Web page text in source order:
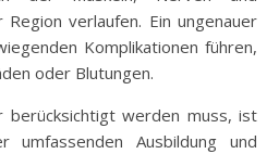
verlaufen. Ein ungenauer
Komplikationen führen,
oder Blutungen.
berücksichtigt werden muss, ist
umfassenden Ausbildung und